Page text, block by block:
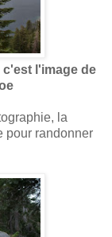
c'est l'image de
la
pour randonner